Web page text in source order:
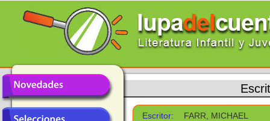
Escritor: FARR, MICHAEL